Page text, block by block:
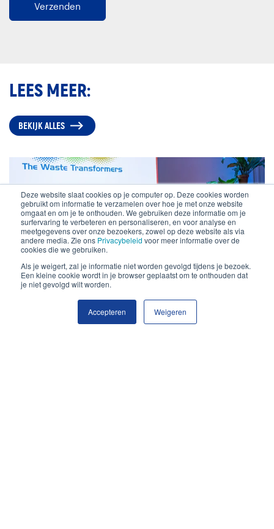
Deze website slaat cookies op je computer op. Deze cookies worden
gebruikt om informatie te verzamelen over hoe je met onze website
omgaat en om je te onthouden. We gebruiken deze informatie om je
surfervaring te verbeteren en personaliseren, en voor analyse en
meetgegevens over onze bezoekers, zowel op deze website als via
andere media. Zie ons Privacybeleid voor meer informatie over de
cookies die we gebruiken.
Als je weigert, zal je informatie niet worden gevolgd tijdens je bezoek.
Een kleine cookie wordt in je browser geplaatst om te onthouden dat
je niet gevolgd wilt worden.
Accepteren Weigeren
LEES MEER:
BEKIJK ALLES